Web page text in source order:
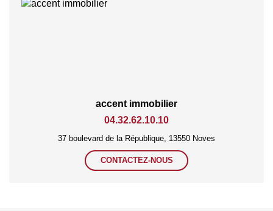
accent immobilier
04.32.62.10.10
37 boulevard de la République, 13550 Noves
CONTACTEZ-NOUS